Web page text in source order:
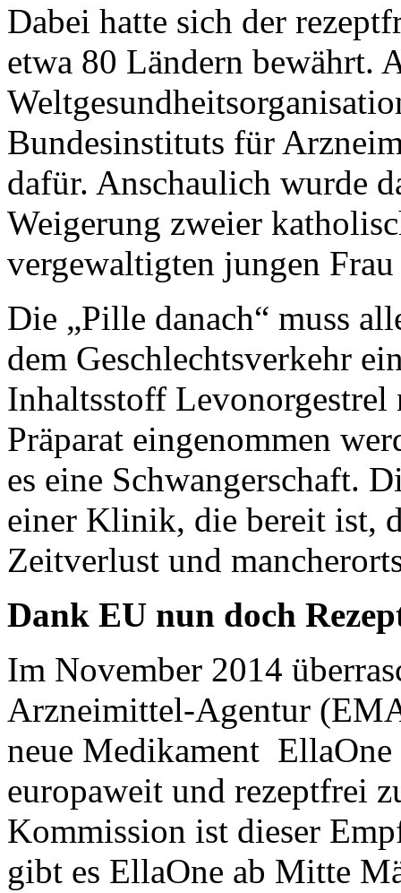
Dabei hatte sich der
etwa 80 Ländern bewährt.
Bundesinstituts für
dafür. Anschaulich wurde
Weigerung zweier
vergewaltigten jungen
Die „Pille danach“ muss
dem Geschlechtsverkehr
Inhaltsstoff Levonorgestrel
Präparat eingenommen
es eine Schwangerschaft.
einer Klinik, die bereit ist,
Zeitverlust und
Dank EU nun doch
Im November 2014
Arzneimittel-Agentur
neue Medikament
europaweit und rezeptfrei
Kommission ist dieser
gibt es EllaOne ab Mitte